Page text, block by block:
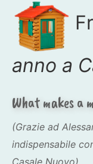
Dettagli
anno a
What makes a
(Grazie ad
indispensabile
Casale Nuovo)